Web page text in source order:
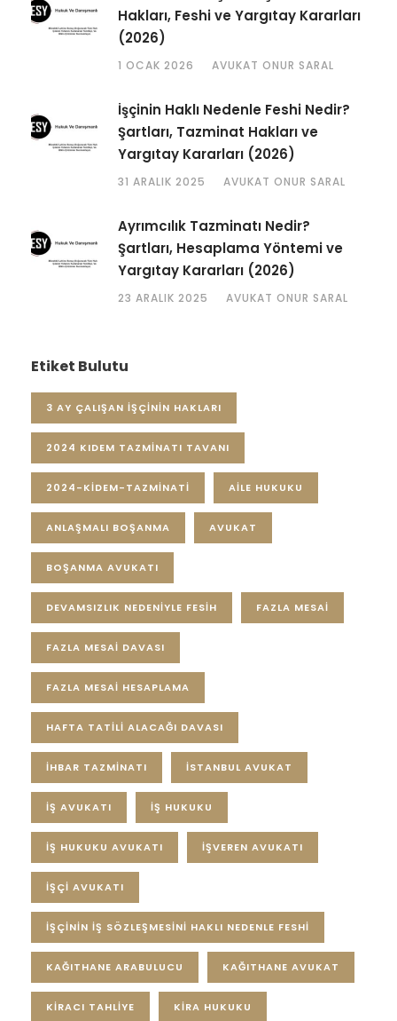
Hakları, Feshi ve Yargıtay Kararları
(2026)
1 OCAK 2026 AVUKAT ONUR SARAL
İşçinin Haklı Nedenle Feshi Nedir?
Şartları, Tazminat Hakları ve
Yargıtay Kararları (2026)
31 ARALIK 2025 AVUKAT ONUR SARAL
Ayrımcılık Tazminatı Nedir?
Şartları, Hesaplama Yöntemi ve
Yargıtay Kararları (2026)
23 ARALIK 2025 AVUKAT ONUR SARAL
Etiket Bulutu
3 AY ÇALIŞAN IŞÇININ HAKLARI
2024 KIDEM TAZMINATI TAVANI
2024-KIDEM-TAZMINATI AILE HUKUKU
ANLAŞMALI BOŞANMA AVUKAT
BOŞANMA AVUKATI
DEVAMSIZLIK NEDENIYLE FESIH FAZLA MESAI
FAZLA MESAI DAVASI
FAZLA MESAI HESAPLAMA
HAFTA TATILI ALACAĞI DAVASI
IHBAR TAZMINATI ISTANBUL AVUKAT
IŞ AVUKATI IŞ HUKUKU
IŞ HUKUKU AVUKATI IŞVEREN AVUKATI
IŞÇI AVUKATI
IŞÇININ IŞ SÖZLEŞMESINI HAKLI NEDENLE FESHI
KAĞITHANE ARABULUCU KAĞITHANE AVUKAT
KIRACI TAHLIYE KIRA HUKUKU